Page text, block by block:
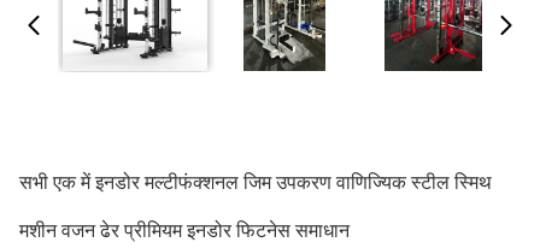
सभी एक में इनडोर मल्टीफंक्शनल जिम उपकरण वाणिज्यिक स्टील स्मिथ
मशीन वजन ढेर प्रीमियम इनडोर फिटनेस समाधान